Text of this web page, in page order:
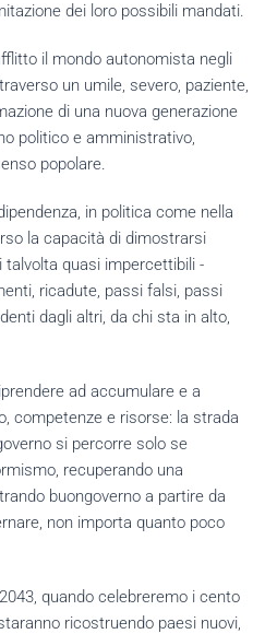
dei loro possibili mandati.
il mondo autonomista negli
un umile, severo, paziente,
di una nuova generazione
politico e amministrativo,
popolare.
in politica come nella
la capacità di dimostrarsi
quasi impercettibili -
ricadute, passi falsi, passi
dagli altri, da chi sta in alto,
ad accumulare e a
competenze e risorse: la strada
si percorre solo se
recuperando una
buongoverno a partire da
non importa quanto poco
quando celebreremo i cento
ricostruendo paesi nuovi,